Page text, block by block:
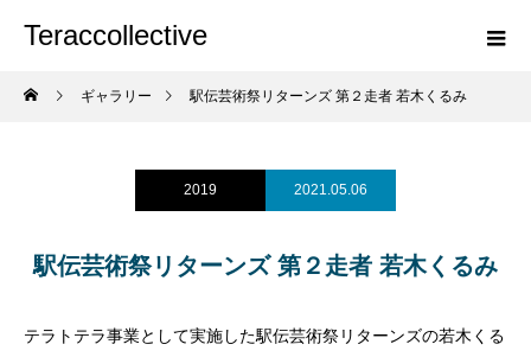
Teraccollective
ギャラリー 駅伝芸術祭リターンズ 第２走者 若木くるみ
2019 2021.05.06
駅伝芸術祭リターンズ 第２走者 若木くるみ
テラトテラ事業として実施した駅伝芸術祭リターンズの若木くる